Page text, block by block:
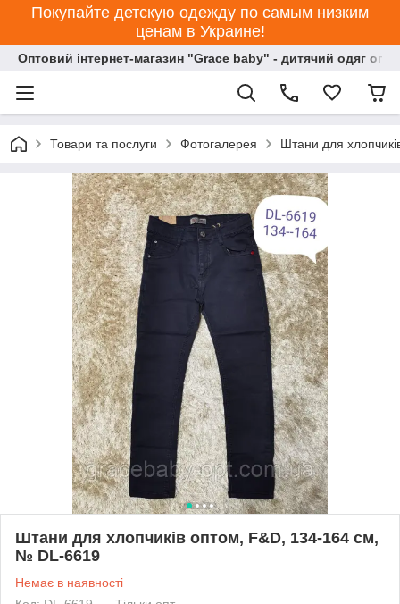
Покупайте детскую одежду по самым низким
ценам в Украине!
Оптовий інтернет-магазин "Grace baby" - дитячий одяг
Товари та послуги Фотогалерея Штани для
Штани для хлопчиків оптом, F&D, 134-164 см,
№ DL-6619
Немає в наявності